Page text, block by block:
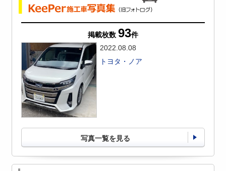
掲載枚数 93件
2022.08.08
トヨタ・ノア
写真一覧を見る